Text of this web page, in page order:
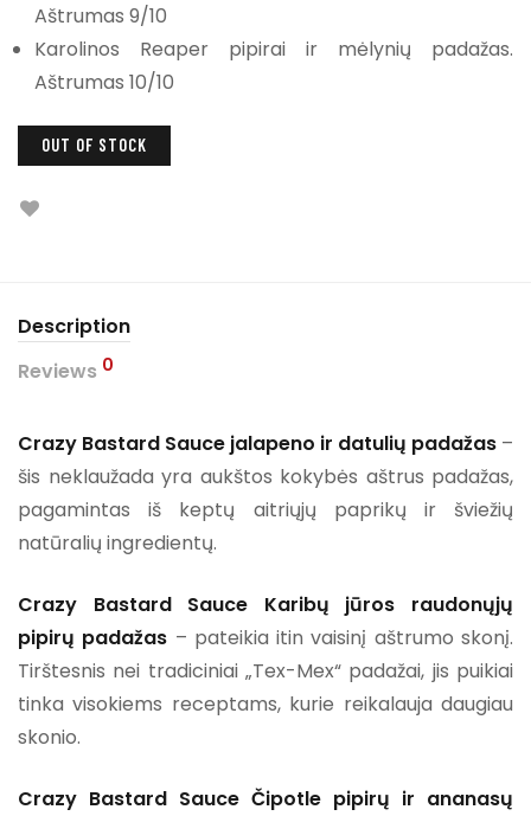
Aštrumas 9/10
Karolinos Reaper pipirai ir mėlynių padažas.
Aštrumas 10/10
OUT OF STOCK
Description
Reviews 0
Crazy Bastard Sauce jalapeno ir datulių padažas –
šis neklaužada yra aukštos kokybės aštrus padažas,
pagamintas iš keptų aitriųjų paprikų ir šviežių
natūralių ingredientų.
Crazy Bastard Sauce Karibų jūros raudonųjų
pipirų padažas – pateikia itin vaisinį aštrumo skonį.
Tirštesnis nei tradiciniai „Tex-Mex“ padažai, jis puikiai
tinka visokiems receptams, kurie reikalauja daugiau
skonio.
Crazy Bastard Sauce Čipotle pipirų ir ananasų